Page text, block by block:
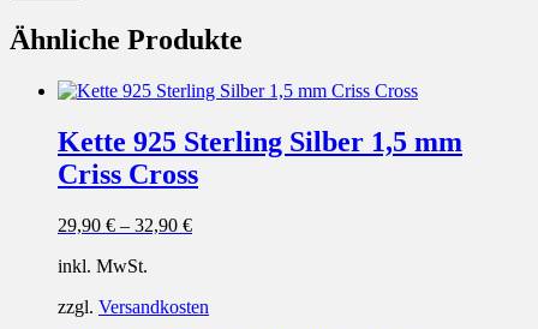
Ähnliche Produkte
Kette 925 Sterling Silber 1,5 mm
Criss Cross
29,90 € – 32,90 €
inkl. MwSt.
zzgl. Versandkosten